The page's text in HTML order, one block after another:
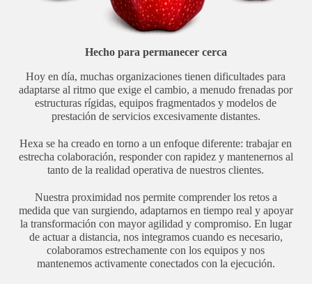
Hecho para permanecer cerca
Hoy en día, muchas organizaciones tienen dificultades para
adaptarse al ritmo que exige el cambio, a menudo frenadas por
estructuras rígidas, equipos fragmentados y modelos de
prestación de servicios excesivamente distantes.
Hexa se ha creado en torno a un enfoque diferente: trabajar en
estrecha colaboración, responder con rapidez y mantenernos al
tanto de la realidad operativa de nuestros clientes.
Nuestra proximidad nos permite comprender los retos a
medida que van surgiendo, adaptarnos en tiempo real y apoyar
la transformación con mayor agilidad y compromiso. En lugar
de actuar a distancia, nos integramos cuando es necesario,
colaboramos estrechamente con los equipos y nos
mantenemos activamente conectados con la ejecución.